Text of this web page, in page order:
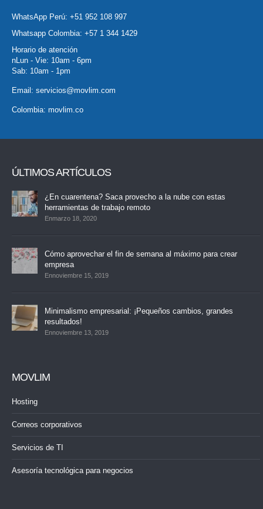
WhatsApp Perú: +51 952 108 997
Whatsapp Colombia: +57 1 344 1429
Horario de atención
nLun - Vie: 10am - 6pm
Sab: 10am - 1pm
Email: servicios@movlim.com
Colombia: movlim.co
ÚLTIMOS ARTÍCULOS
¿En cuarentena? Saca provecho a la nube con estas
herramientas de trabajo remoto
Enmarzo 18, 2020
Cómo aprovechar el fin de semana al máximo para crear
empresa
Ennoviembre 15, 2019
Minimalismo empresarial: ¡Pequeños cambios, grandes
resultados!
Ennoviembre 13, 2019
MOVLIM
Hosting
Correos corporativos
Servicios de TI
Asesoría tecnológica para negocios